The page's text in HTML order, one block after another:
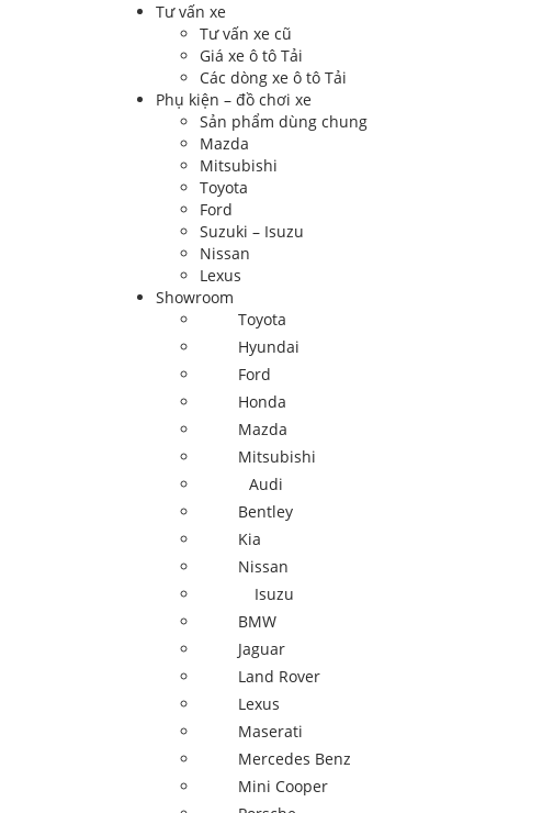
Tư vấn xe
Tư vấn xe cũ
Giá xe ô tô Tải
Các dòng xe ô tô Tải
Phụ kiện – đồ chơi xe
Sản phẩm dùng chung
Mazda
Mitsubishi
Toyota
Ford
Suzuki – Isuzu
Nissan
Lexus
Showroom
Toyota
Hyundai
Ford
Honda
Mazda
Mitsubishi
Audi
Bentley
Kia
Nissan
Isuzu
BMW
Jaguar
Land Rover
Lexus
Maserati
Mercedes Benz
Mini Cooper